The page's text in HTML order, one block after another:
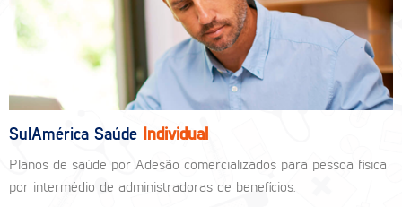
SulAmérica Saúde Individual
Planos de saúde por Adesão comercializados para pessoa física
por intermédio de administradoras de benefícios.